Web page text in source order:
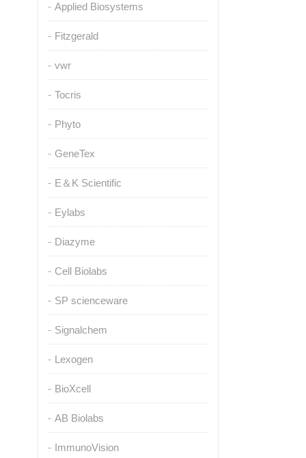
Applied Biosystems
Fitzgerald
vwr
Tocris
Phyto
GeneTex
E＆K Scientific
Eylabs
Diazyme
Cell Biolabs
SP scienceware
Signalchem
Lexogen
BioXcell
AB Biolabs
ImmunoVision